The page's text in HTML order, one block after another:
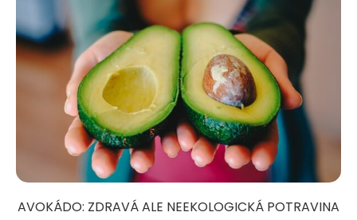
AVOKÁDO: ZDRAVÁ ALE NEEKOLOGICKÁ POTRAVINA